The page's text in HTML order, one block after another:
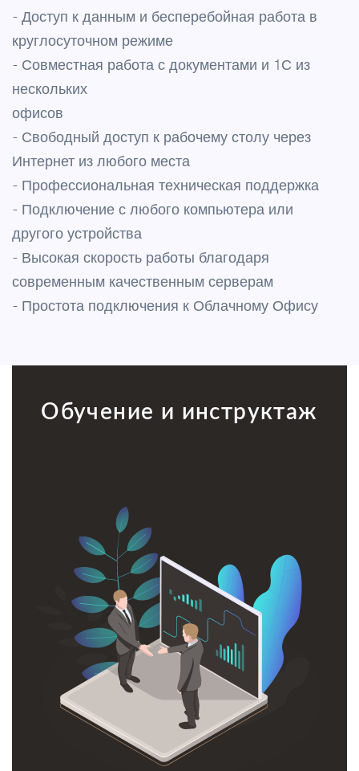
- Доступ к данным и бесперебойная работа в
круглосуточном режиме
- Совместная работа с документами и 1С из
нескольких
офисов
- Свободный доступ к рабочему столу через
Интернет из любого места
- Профессиональная техническая поддержка
- Подключение с любого компьютера или
другого устройства
- Высокая скорость работы благодаря
современным качественным серверам
- Простота подключения к Облачному Офису
Обучение и инструктаж
Обучение и инструктаж
Мы покажем и расскажем Вашим сотрудникам, как
правильно подключаться к Облачному Офису и
предоставим инструкции его работы.